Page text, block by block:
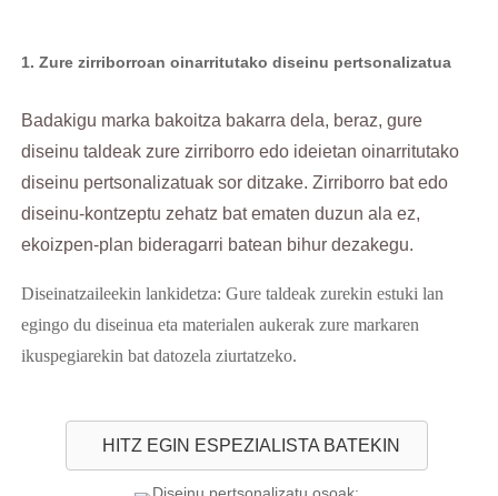
1. Zure zirriborroan oinarritutako diseinu pertsonalizatua
Badakigu marka bakoitza bakarra dela, beraz, gure
diseinu taldeak zure zirriborro edo ideietan oinarritutako
diseinu pertsonalizatuak sor ditzake. Zirriborro bat edo
diseinu-kontzeptu zehatz bat ematen duzun ala ez,
ekoizpen-plan bideragarri batean bihur dezakegu.
Diseinatzaileekin lankidetza: Gure taldeak zurekin estuki lan
egingo du diseinua eta materialen aukerak zure markaren
ikuspegiarekin bat datozela ziurtatzeko.
HITZ EGIN ESPEZIALISTA BATEKIN